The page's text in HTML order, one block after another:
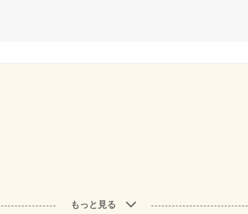
もっと見る